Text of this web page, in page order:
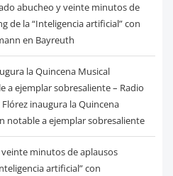
abucheo y veinte minutos de
de la “Inteligencia artificial” con
en Bayreuth
la Quincena Musical
a ejemplar sobresaliente – Radio
Flórez inaugura la Quincena
notable a ejemplar sobresaliente
minutos de aplausos
artificial” con